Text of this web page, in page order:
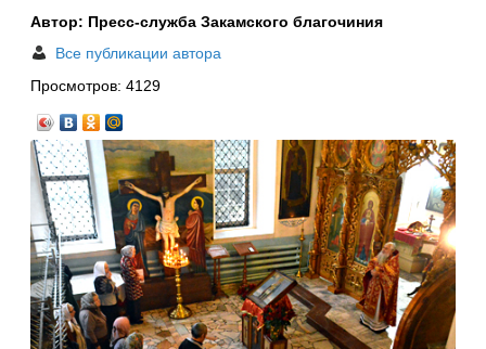
Автор: Пресс-служба Закамского благочиния
Все публикации автора
Просмотров: 4129